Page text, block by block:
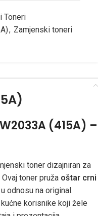
Toneri
, Zamjenski toneri
(415A) –
toner dizajniran za
toner pruža oštar crni
u odnosu na original.
korisnike koji žele